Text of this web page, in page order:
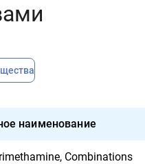
наименование
Combinations